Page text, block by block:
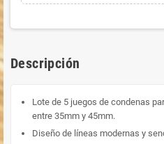
Descripción
Lote de 5 juegos de condenas
entre 35mm y 45mm.
Diseño de líneas modernas y